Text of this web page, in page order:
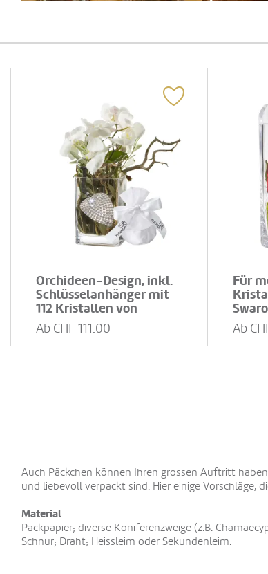
Orchideen-Design, inkl.
Schlüsselanhänger mit
112 Kristallen von
Swarovski®
Ab CHF 111.00
Für
Ab
Auch Päckchen können Ihren grossen Auftritt
und liebevoll verpackt sind. Hier einige Vorschläge,
Material
Packpapier; diverse Koniferenzweige (z.B.
Schnur; Draht; Heissleim oder Sekundenleim.